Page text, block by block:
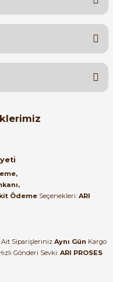
yapın!
sorulmamış.
Kontaktör (1NO / 1A-1NA)
TL
Mini Kontaktör 1NC (1B/1NB)
Ödeme Seçenekleri: ARI
Siparişleriniz Aynı Gün Kargo
Gönderi Sevki: ARI PROSES